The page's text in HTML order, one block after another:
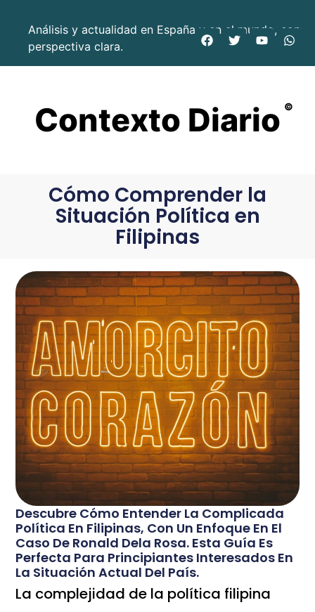
Análisis y actualidad en España y en el mundo, con
perspectiva clara.
Contexto Diario ©
Cómo Comprender la
Situación Política en
Filipinas
Descubre Cómo Entender La Complicada
Política En Filipinas, Con Un Enfoque En El
Caso De Ronald Dela Rosa. Esta Guía Es
Perfecta Para Principiantes Interesados En
La Situación Actual Del País.
La complejidad de la política filipina